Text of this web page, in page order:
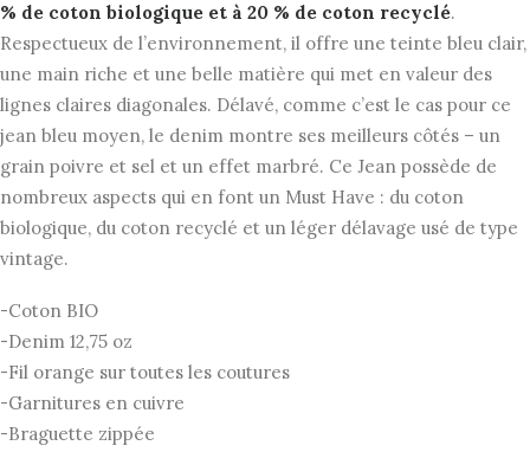
% de coton biologique et à 20 % de coton recyclé.
Respectueux de l’environnement, il offre une teinte bleu clair,
une main riche et une belle matière qui met en valeur des
lignes claires diagonales. Délavé, comme c’est le cas pour ce
jean bleu moyen, le denim montre ses meilleurs côtés – un
grain poivre et sel et un effet marbré. Ce Jean possède de
nombreux aspects qui en font un Must Have : du coton
biologique, du coton recyclé et un léger délavage usé de type
vintage.
-Coton BIO
-Denim 12,75 oz
-Fil orange sur toutes les coutures
-Garnitures en cuivre
-Braguette zippée